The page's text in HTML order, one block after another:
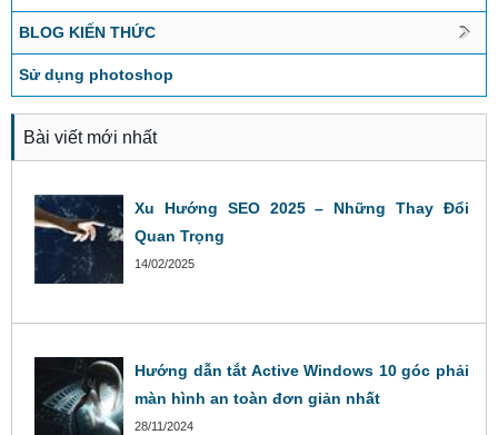
BLOG KIẾN THỨC
Sử dụng photoshop
Bài viết mới nhất
Xu Hướng SEO 2025 – Những Thay Đổi
Quan Trọng
14/02/2025
Hướng dẫn tắt Active Windows 10 góc phải
màn hình an toàn đơn giản nhất
28/11/2024